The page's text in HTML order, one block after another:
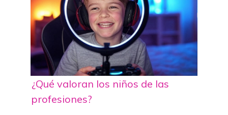
¿Qué valoran los niños de las
profesiones?